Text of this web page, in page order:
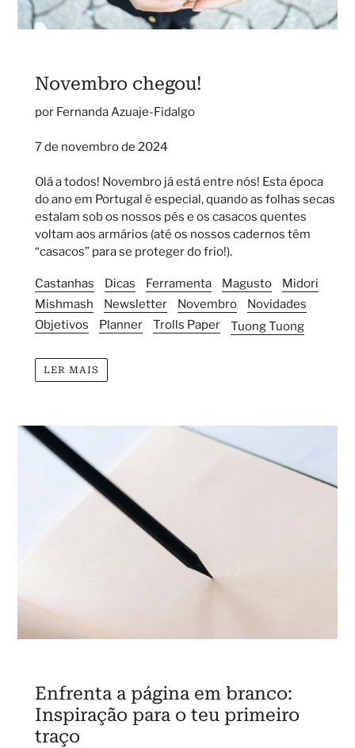
Novembro chegou!
por Fernanda Azuaje-Fidalgo
7 de novembro de 2024
Olá a todos! Novembro já está entre nós! Esta época
do ano em Portugal é especial, quando as folhas secas
estalam sob os nossos pés e os casacos quentes
voltam aos armários (até os nossos cadernos têm
“casacos” para se proteger do frio!).
Castanhas Dicas Ferramenta Magusto
Midori
Mishmash
Newsletter Novembro
Novidades
Objetivos
Planner Trolls Paper Tuong Tuong
LER MAIS
Enfrenta a página em branco:
Inspiração para o teu primeiro
traço